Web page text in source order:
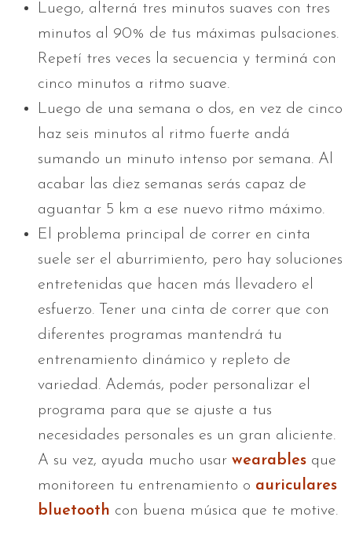
Luego, alterná tres minutos suaves con tres
minutos al 90% de tus máximas pulsaciones.
Repetí tres veces la secuencia y terminá con
cinco minutos a ritmo suave.
Luego de una semana o dos, en vez de cinco
haz seis minutos al ritmo fuerte andá
sumando un minuto intenso por semana. Al
acabar las diez semanas serás capaz de
aguantar 5 km a ese nuevo ritmo máximo.
El problema principal de correr en cinta
suele ser el aburrimiento, pero hay soluciones
entretenidas que hacen más llevadero el
esfuerzo. Tener una cinta de correr que con
diferentes programas mantendrá tu
entrenamiento dinámico y repleto de
variedad. Además, poder personalizar el
programa para que se ajuste a tus
necesidades personales es un gran aliciente.
A su vez, ayuda mucho usar wearables que
monitoreen tu entrenamiento o auriculares
bluetooth con buena música que te motive.